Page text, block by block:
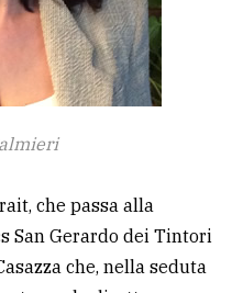
che passa alla
San Gerardo dei Tintori
che, nella seduta